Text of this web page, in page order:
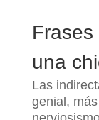
una
Las
genial,